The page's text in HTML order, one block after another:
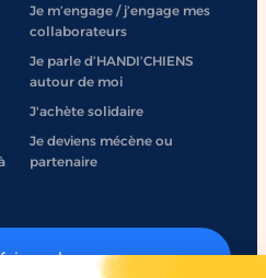
Je m’engage / j’engage mes
collaborateurs
Je parle d’HANDI’CHIENS
autour de moi
J'achète solidaire
Je deviens mécène ou
partenaire
un don